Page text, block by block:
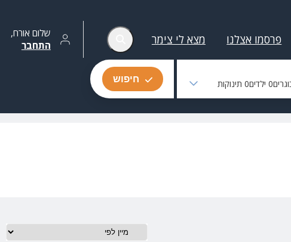
פרסמו אצלנו מצא לי צימר שלום אורח,
התחבר
0ילדים0תינוקות חיפוש